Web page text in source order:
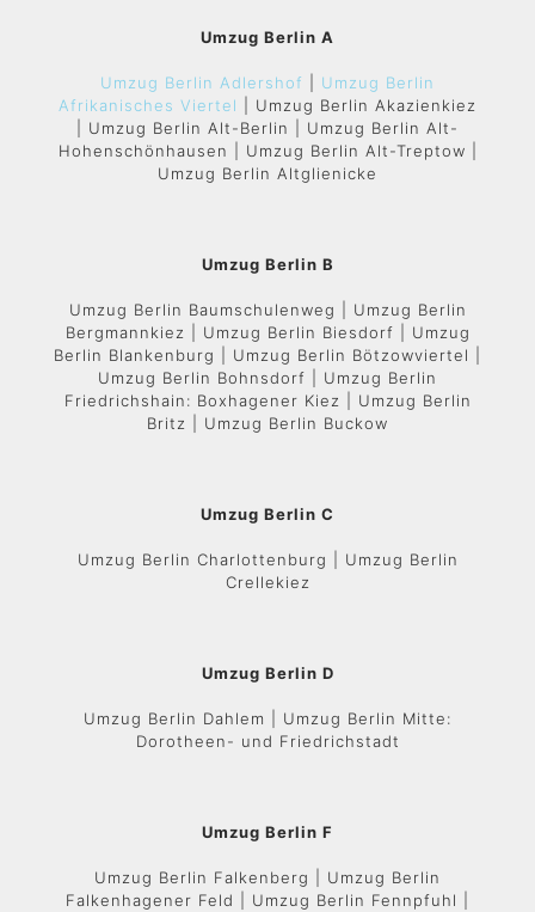
Umzug Berlin A
Umzug Berlin Adlershof
Umzug Berlin
Afrikanisches Viertel
| Umzug Berlin Akazienkiez
| Umzug Berlin Alt-Berlin | Umzug Berlin Alt-
Hohenschönhausen | Umzug Berlin Alt-Treptow |
Umzug Berlin Altglienicke
Umzug Berlin B
Umzug Berlin Baumschulenweg | Umzug Berlin
Bergmannkiez | Umzug Berlin Biesdorf | Umzug
Berlin Blankenburg | Umzug Berlin Bötzowviertel |
Umzug Berlin Bohnsdorf | Umzug Berlin
Friedrichshain: Boxhagener Kiez | Umzug Berlin
Britz | Umzug Berlin Buckow
Umzug Berlin C
Umzug Berlin Charlottenburg | Umzug Berlin
Crellekiez
Umzug Berlin D
Umzug Berlin Dahlem | Umzug Berlin Mitte:
Dorotheen- und Friedrichstadt
Umzug Berlin F
Umzug Berlin Falkenberg | Umzug Berlin
Falkenhagener Feld | Umzug Berlin Fennpfuhl |